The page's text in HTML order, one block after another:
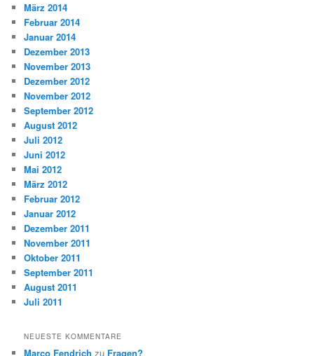
März 2014
Februar 2014
Januar 2014
Dezember 2013
November 2013
Dezember 2012
November 2012
September 2012
August 2012
Juli 2012
Juni 2012
Mai 2012
März 2012
Februar 2012
Januar 2012
Dezember 2011
November 2011
Oktober 2011
September 2011
August 2011
Juli 2011
NEUESTE KOMMENTARE
Marco Fendrich zu Fragen?